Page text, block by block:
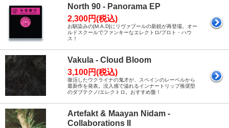
North 90 - Panorama EP
2,300円(税込)
お馴染みの[M.A.D]にリヴァプールの新鋭が再登場。オー
ルドスクールでファンキーなエレクトロ/プロト・ハウ
ス！
Vakula - Cloud Bloom
3,100円(税込)
復活したウクライナの鬼才が、スペインのレーベルから
最新作を発表。没入感で溢れるインナートリップ推奨型
のダブテクノ/エレクトロ。おすすめ盤！
Artefakt & Maayan Nidam -
Collaborations II